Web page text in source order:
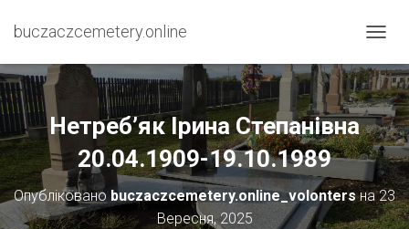
buczaczcemetery.online
Е
Р
Е
М
К
Н
У
Т
И
Н
Нетреб’як Ірина Степанівна
20.04.1909-19.10.1989
Опубліковано buczaczcemetery.online_volontersна23
Вересня, 2025